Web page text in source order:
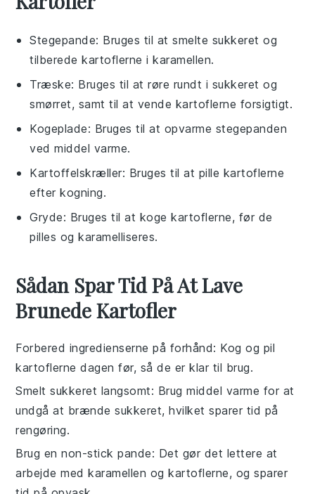
Stegepande: Bruges til at smelte sukkeret og
tilberede kartoflerne i karamellen.
Træske: Bruges til at røre rundt i sukkeret og
smørret, samt til at vende kartoflerne forsigtigt.
Kogeplade: Bruges til at opvarme stegepanden
ved middel varme.
Kartoffelskræller: Bruges til at pille kartoflerne
efter kogning.
Gryde: Bruges til at koge kartoflerne, før de
pilles og karamelliseres.
Sådan Spar Tid På At Lave
Brunede Kartofler
Forbered ingredienserne på forhånd: Kog og pil
kartoflerne dagen før, så de er klar til brug.
Smelt sukkeret langsomt: Brug middel varme for at
undgå at brænde sukkeret, hvilket sparer tid på
rengøring.
Brug en non-stick pande: Det gør det lettere at
arbejde med karamellen og kartoflerne, og sparer